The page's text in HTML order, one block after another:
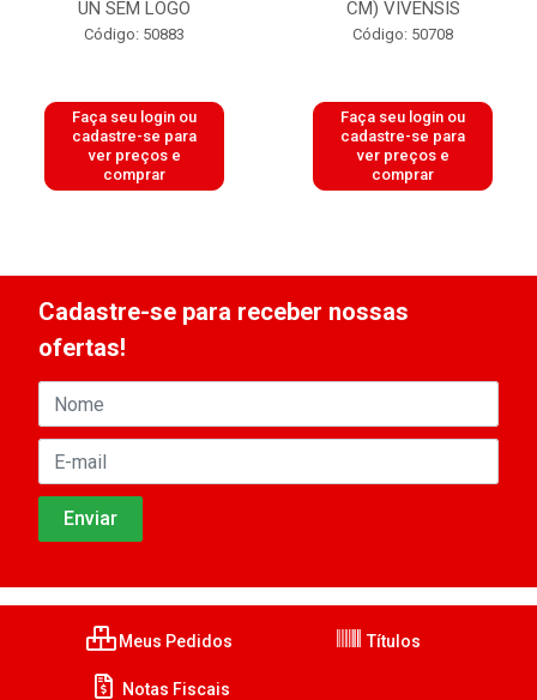
UN SEM LOGO
Código: 50883
Faça seu login ou
cadastre-se para
ver preços e
comprar
CM) VIVENSIS
Código: 50708
Faça seu login ou
cadastre-se para
ver preços e
comprar
Cadastre-se para receber nossas
ofertas!
Meus Pedidos Títulos
Notas Fiscais